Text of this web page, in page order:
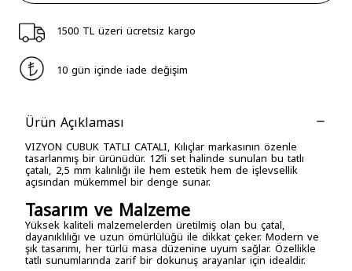
1500 TL üzeri ücretsiz kargo
10 gün içinde iade değişim
Ürün Açıklaması
VIZYON CUBUK TATLI CATALI, Kılıçlar markasının özenle
tasarlanmış bir ürünüdür. 12’li set halinde sunulan bu tatlı
çatalı, 2,5 mm kalınlığı ile hem estetik hem de işlevsellik
açısından mükemmel bir denge sunar.
Tasarım ve Malzeme
Yüksek kaliteli malzemelerden üretilmiş olan bu çatal,
dayanıklılığı ve uzun ömürlülüğü ile dikkat çeker. Modern ve
şık tasarımı, her türlü masa düzenine uyum sağlar. Özellikle
tatlı sunumlarında zarif bir dokunuş arayanlar için idealdir.